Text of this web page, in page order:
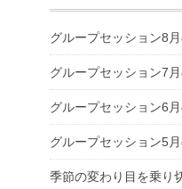
グループセッション8
グループセッション7
グループセッション6
グループセッション5
季節の変わり目を乗り